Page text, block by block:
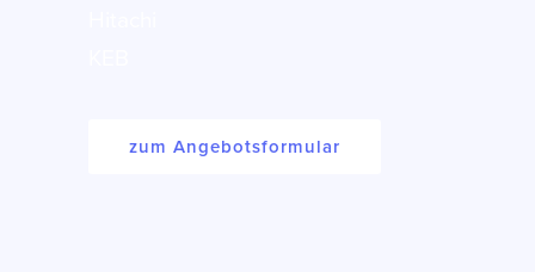
zum Angebotsformular